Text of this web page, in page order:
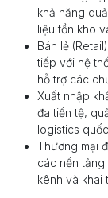
khả năng
liệu tồn kho
Bán lẻ
tiếp với hệ
hỗ trợ các
Xuất nhập
đa tiền tệ,
logistics
Thương mại
các nền
kênh và khai